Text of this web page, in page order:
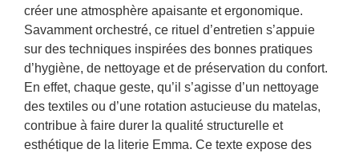
créer une atmosphère apaisante et ergonomique.
Savamment orchestré, ce rituel d’entretien s’appuie
sur des techniques inspirées des bonnes pratiques
d’hygiène, de nettoyage et de préservation du confort.
En effet, chaque geste, qu’il s’agisse d’un nettoyage
des textiles ou d’une rotation astucieuse du matelas,
contribue à faire durer la qualité structurelle et
esthétique de la literie Emma. Ce texte expose des